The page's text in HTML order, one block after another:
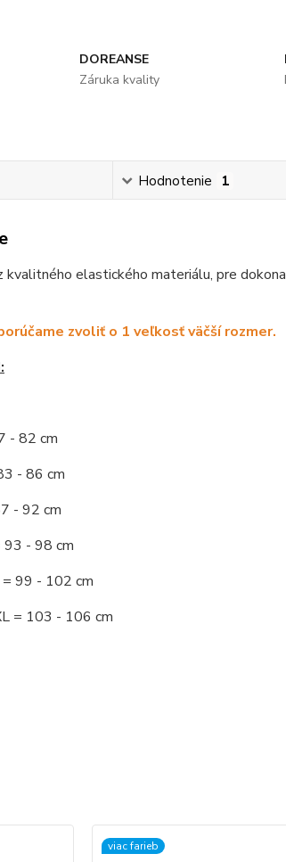
DOREANSE
Záruka kvality
Hodnotenie 1
elastického materiálu, pre
zvoliť o 1 veľkosť väčší rozmer.
82 cm
86 cm
92 cm
- 98 cm
99 - 102 cm
= 103 - 106 cm
viac farieb